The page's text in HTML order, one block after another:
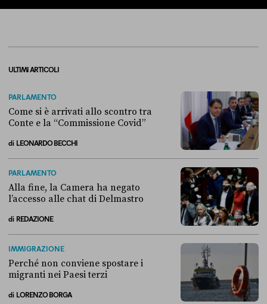
ULTIMI ARTICOLI
PARLAMENTO
Come si è arrivati allo scontro tra
Conte e la “Commissione Covid”
di LEONARDO BECCHI
PARLAMENTO
Alla fine, la Camera ha negato
l’accesso alle chat di Delmastro
di REDAZIONE
IMMIGRAZIONE
Perché non conviene spostare i
migranti nei Paesi terzi
di LORENZO BORGA